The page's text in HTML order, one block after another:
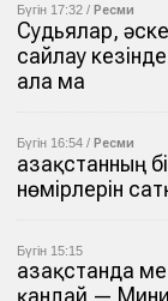
Бүгін 17:32 / Ресми
Судьялар,
сайлау
ала ма
Бүгін 16:54 / Ресми
Қазақстанның
нөмірлерін
Бүгін 15:15
Қазақстанда
қандай —